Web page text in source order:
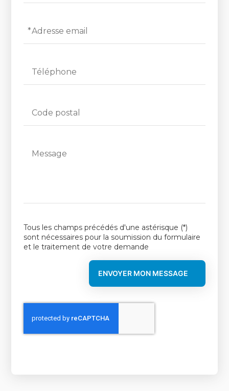
Adresse email
Téléphone
Code postal
Message
Tous les champs précédés d'une astérisque (*)
sont nécessaires pour la soumission du formulaire
et le traitement de votre demande
ENVOYER MON MESSAGE